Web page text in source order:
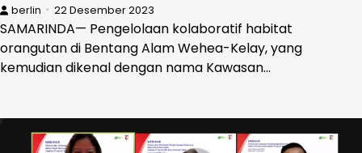
berlin 22 Desember 2023
SAMARINDA— Pengelolaan kolaboratif habitat
orangutan di Bentang Alam Wehea-Kelay, yang
kemudian dikenal dengan nama Kawasan…